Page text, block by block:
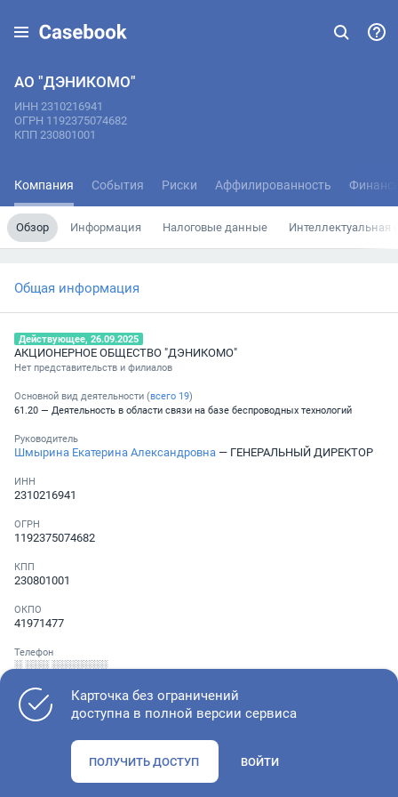
АО "ДЭНИКОМО"
ИНН 2310216941
ОГРН 1192375074682
КПП 230801001
Компания События Риски Аффилированность
Обзор Информация Налоговые данные Интеллектуальная
Общая информация
Действующее, 26.09.2025
АКЦИОНЕРНОЕ ОБЩЕСТВО "ДЭНИКОМО"
Нет представительств и филиалов
Основной вид деятельности (всего 19)
61.20 — Деятельность в области связи на базе беспроводных технологий
Руководитель
Шмырина Екатерина Александровна — ГЕНЕРАЛЬНЫЙ ДИРЕКТОР
ИНН
2310216941
ОГРН
1192375074682
КПП
230801001
ОКПО
41971477
Телефон
░ ░░░ ░░░░░░░
Проверьте учредительные документы, адрес регистрации и
Карточка без ограничений
доступна в полной версии сервиса
ПОЛУЧИТЬ ДОСТУП ВОЙТИ